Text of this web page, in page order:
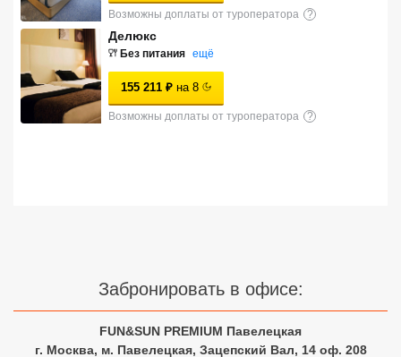
Возможны доплаты от туроператора ?
Делюкс
Без питания ещё
155 211 ₽ на 8
Возможны доплаты от туроператора ?
Забронировать в офисе:
FUN&SUN PREMIUM Павелецкая
г. Москва, м. Павелецкая, Зацепский Вал, 14 оф. 208
звезды
Сетевые отели Турции
Сетевые отели Египта
Сетевые отели ОАЭ
Сетевые отели Мальдив
Сетевые отели Бали